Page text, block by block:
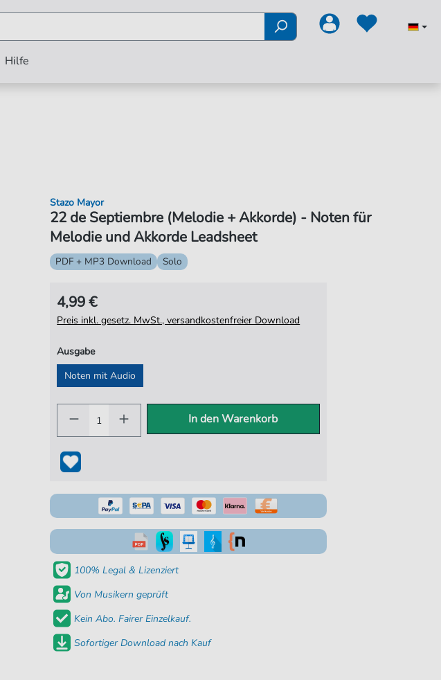
Hilfe
22 de Septiembre (Melodie + Akkorde) - Noten für
Melodie und Akkorde Leadsheet
Stazo Mayor
PDF + MP3 Download Solo
4,99 €
Preis inkl. gesetz. MwSt., versandkostenfreier Download
Ausgabe
Noten mit Audio
In den Warenkorb
100% Legal & Lizenziert
Von Musikern geprüft
Kein Abo. Fairer Einzelkauf.
Sofortiger Download nach Kauf